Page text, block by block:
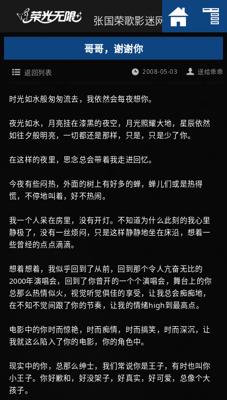
张国荣歌影迷网
哥哥，谢谢你
送给乖乖
2008-05-03
返回列表
时光如水般匆匆流去，我依然会每夜想你。
夜光如水，月亮挂在漆黑的夜空，月光照耀大地，星辰依然
如往夕般明亮，一切都还是那样，只是，只是少了你。
在这样的夜里，思念总会带着我走进回忆。
今夜有些闷热，外面的树上有好多的蝉，蝉儿们或是热得
慌，不停地叫着，好不热闹。
我一个人呆在房里，没有开灯。不知道为什么此刻的我心里
静极了，没有一丝烦闷，只是这样静静地坐在床沿，想着一
些曾经的点点滴滴。
想着想着，我似乎回到了从前，回到那个令人亢奋无比的
2000年演唱会，回到了你曾开的一个个演唱会，舞台上的你
总那么热情似火，视觉听觉俱佳的享受，让我总会痴痴地，
在不知不觉间跟了你的节奏，让我的情绪high到最高点。
电影中的你时而惊艳，时而痴情，时而搞笑，时而深沉，让
我就这么陷入了你的电影，你的角色中。
现实中的你，总那么绅士，我们常说你是王子，有时也叫你
小王子。你好歉和，好没架子，好真实，好可爱，总像个大
孩子。